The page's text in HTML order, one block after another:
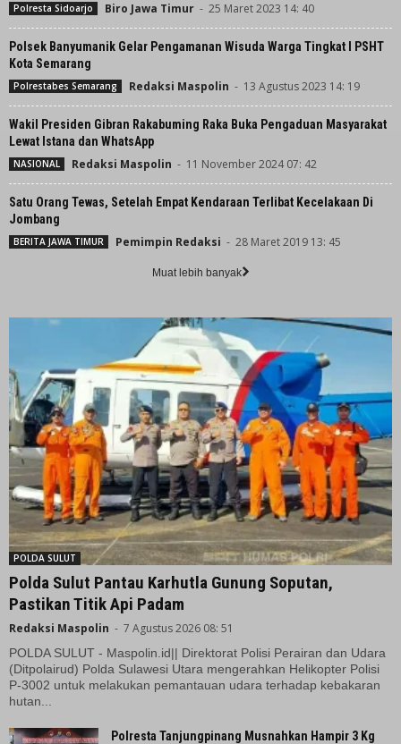
Polresta Sidoarjo Biro Jawa Timur - 25 Maret 2023 14: 40
Polsek Banyumanik Gelar Pengamanan Wisuda Warga Tingkat I PSHT
Kota Semarang
Polrestabes Semarang Redaksi Maspolin - 13 Agustus 2023 14: 19
Wakil Presiden Gibran Rakabuming Raka Buka Pengaduan Masyarakat
Lewat Istana dan WhatsApp
NASIONAL Redaksi Maspolin - 11 November 2024 07: 42
Satu Orang Tewas, Setelah Empat Kendaraan Terlibat Kecelakaan Di
Jombang
BERITA JAWA TIMUR Pemimpin Redaksi - 28 Maret 2019 13: 45
Muat lebih banyak
POLDA SULUT
Polda Sulut Pantau Karhutla Gunung Soputan,
Pastikan Titik Api Padam
Redaksi Maspolin - 7 Agustus 2026 08: 51
POLDA SULUT - Maspolin.id|| Direktorat Polisi Perairan dan Udara
(Ditpolairud) Polda Sulawesi Utara mengerahkan Helikopter Polisi
P-3002 untuk melakukan pemantauan udara terhadap kebakaran
hutan...
Polresta Tanjungpinang Musnahkan Hampir 3 Kg